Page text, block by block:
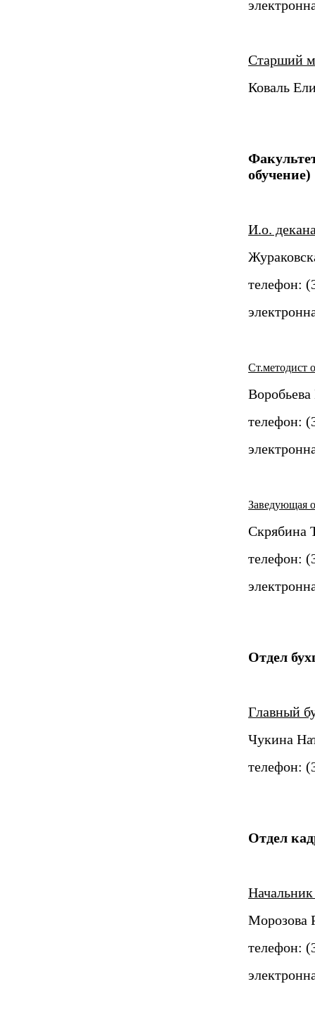
Старший
Коваль
обучение)
И.о.
телефон:
Ст.методист
телефон:
Заведующая
Скрябина
телефон:
Отдел
Главный
Чукина
телефон:
Отдел
Начальник
Морозова
телефон: